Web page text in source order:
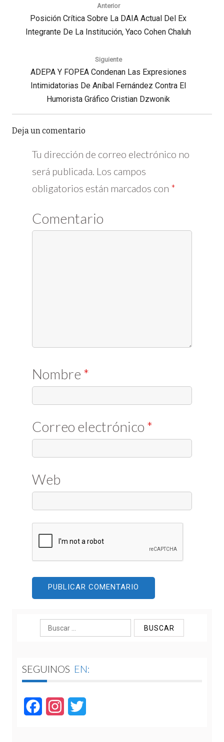
entradas
Anterior
Previous
Post:
Posición Crítica Sobre La DAIA Actual Del Ex
Integrante De La Institución, Yaco Cohen Chaluh
Siguiente
Next
Post:
ADEPA Y FOPEA Condenan Las Expresiones
Intimidatorias De Aníbal Fernández Contra El
Humorista Gráfico Cristian Dzwonik
Deja un comentario
Tu dirección de correo electrónico no
será publicada. Los campos
obligatorios están marcados con *
Comentario
Nombre *
Correo electrónico *
Web
Buscar:
SEGUINOS EN:
FacebookInstagram